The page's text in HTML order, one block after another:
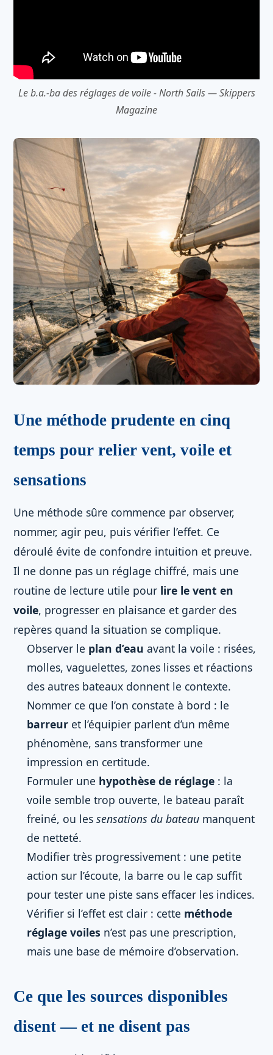
Le b.a.-ba des réglages de voile - North Sails — Skippers
Magazine
Une méthode prudente en cinq
temps pour relier vent, voile et
sensations
Une méthode sûre commence par observer,
nommer, agir peu, puis vérifier l’effet. Ce
déroulé évite de confondre intuition et preuve.
Il ne donne pas un réglage chiffré, mais une
routine de lecture utile pour lire le vent en
voile, progresser en plaisance et garder des
repères quand la situation se complique.
Observer le plan d’eau avant la voile : risées,
molles, vaguelettes, zones lisses et réactions
des autres bateaux donnent le contexte.
Nommer ce que l’on constate à bord : le
barreur et l’équipier parlent d’un même
phénomène, sans transformer une
impression en certitude.
Formuler une hypothèse de réglage : la
voile semble trop ouverte, le bateau paraît
freiné, ou les sensations du bateau manquent
de netteté.
Modifier très progressivement : une petite
action sur l’écoute, la barre ou le cap suffit
pour tester une piste sans effacer les indices.
Vérifier si l’effet est clair : cette méthode
réglage voiles n’est pas une prescription,
mais une base de mémoire d’observation.
Ce que les sources disponibles
disent — et ne disent pas